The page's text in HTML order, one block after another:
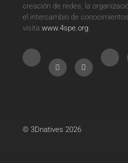
creación de redes, la
el intercambio de
visita www.4spe.org.
© 3Dnatives 2026